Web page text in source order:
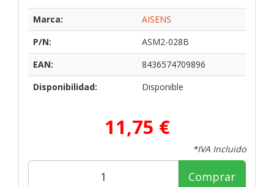
Marca:
AISENS
P/N:
ASM2-028B
EAN:
8436574709896
Disponibilidad:
Disponible
11,75 €
*IVA Incluido
Comprar